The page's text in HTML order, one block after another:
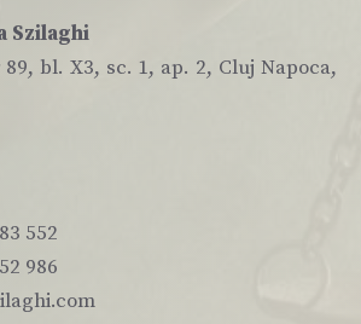
Szilaghi
bl. X3, sc. 1, ap. 2, Cluj Napoca,
552
986